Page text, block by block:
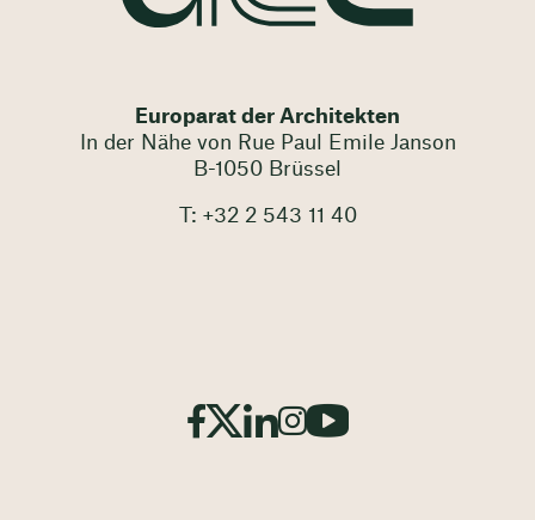
Europarat der Architekten
In der Nähe von Rue Paul Emile Janson
B-1050 Brüssel
T: +32 2 543 11 40